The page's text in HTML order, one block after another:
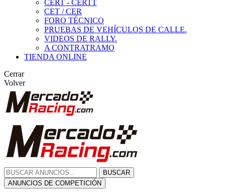
CERT - CERTT
CET / CER
FORO TÉCNICO
PRUEBAS DE VEHÍCULOS DE CALLE.
VIDEOS DE RALLY.
A CONTRATRAMO
TIENDA ONLINE
Cerrar
Volver
BUSCAR
ANUNCIOS DE COMPETICIÓN